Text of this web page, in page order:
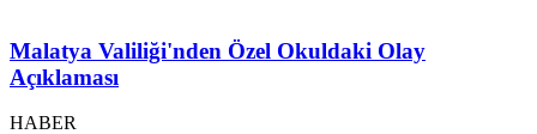
Malatya Valiliği'nden Özel Okuldaki Olay
Açıklaması
HABER